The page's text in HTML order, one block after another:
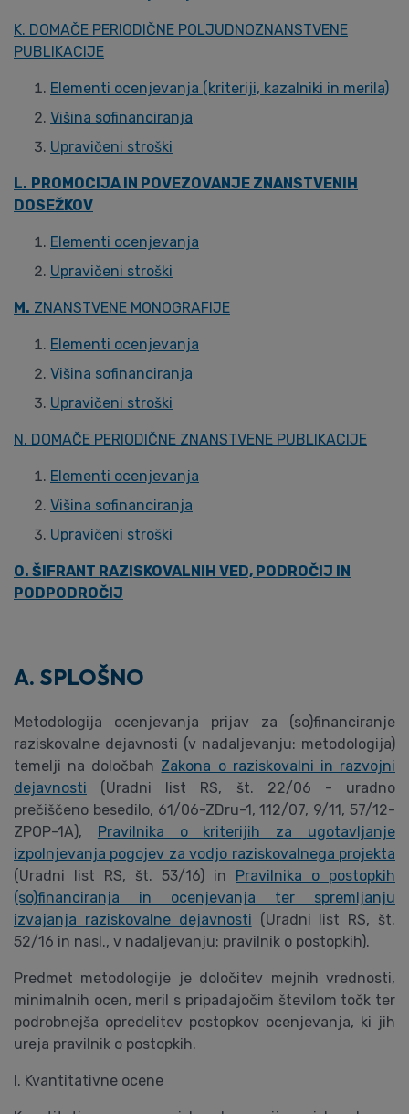
K. DOMAČE PERIODIČNE POLJUDNOZNANSTVENE
PUBLIKACIJE
Elementi ocenjevanja (kriteriji, kazalniki in merila)
Višina sofinanciranja
Upravičeni stroški
L. PROMOCIJA IN POVEZOVANJE ZNANSTVENIH
DOSEŽKOV
Elementi ocenjevanja
Upravičeni stroški
M. ZNANSTVENE MONOGRAFIJE
Elementi ocenjevanja
Višina sofinanciranja
Upravičeni stroški
N. DOMAČE PERIODIČNE ZNANSTVENE PUBLIKACIJE
Elementi ocenjevanja
Višina sofinanciranja
Upravičeni stroški
O. ŠIFRANT RAZISKOVALNIH VED, PODROČIJ IN
PODPODROČIJ
A. SPLOŠNO
Metodologija ocenjevanja prijav za (so)financiranje
raziskovalne dejavnosti (v nadaljevanju: metodologija)
temelji na določbah Zakona o raziskovalni in razvojni
dejavnosti (Uradni list RS, št. 22/06 - uradno
prečiščeno besedilo, 61/06-ZDru-1, 112/07, 9/11, 57/12-
ZPOP-1A), Pravilnika o kriterijih za ugotavljanje
izpolnjevanja pogojev za vodjo raziskovalnega projekta
(Uradni list RS, št. 53/16) in Pravilnika o postopkih
(so)financiranja in ocenjevanja ter spremljanju
izvajanja raziskovalne dejavnosti (Uradni list RS, št.
52/16 in nasl., v nadaljevanju: pravilnik o postopkih).
Predmet metodologije je določitev mejnih vrednosti,
minimalnih ocen, meril s pripadajočim številom točk ter
podrobnejša opredelitev postopkov ocenjevanja, ki jih
ureja pravilnik o postopkih.
I. Kvantitativne ocene